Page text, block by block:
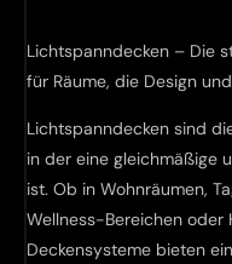
Lichtspanndecken – Die
für Räume, die Design
Lichtspanndecken sind
in der eine gleichmäßige
ist. Ob in Wohnräumen,
Wellness-Bereichen oder
Deckensysteme bieten